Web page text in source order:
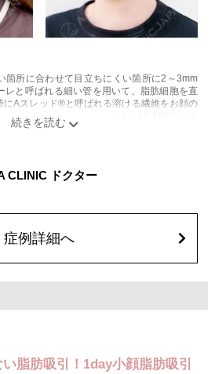
箇所に合わせて目立ちにくい箇所に2～3mm
レと呼ばれる細い管を用いて、脂肪細胞を直
にAスレッド®と呼ばれる溶ける繊維をお顔の
入し、皮膚を内側から引き上げて固定しま
ことがございます。また、稀に貧血、細菌感
覚鈍麻、ぼこつき、硬結、瘢痕化、色素沈
ごと+162,800円(税込)
(税込)
CLINIC ドクター
症例詳細へ
脂肪吸引！1day小顔脂肪吸引